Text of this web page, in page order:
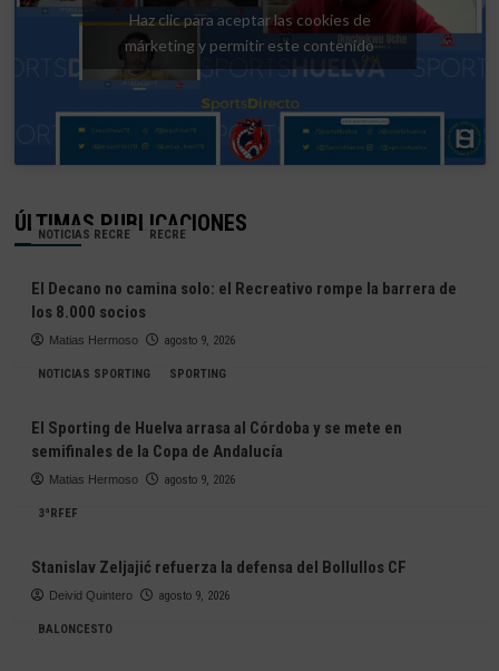
Haz clic para aceptar las cookies de
márketing y permitir este contenido
ÚLTIMAS PUBLICACIONES
NOTICIAS RECRE RECRE
El Decano no camina solo: el Recreativo rompe la barrera de
los 8.000 socios
Matias Hermoso agosto 9, 2026
NOTICIAS SPORTING SPORTING
El Sporting de Huelva arrasa al Córdoba y se mete en
semifinales de la Copa de Andalucía
Matias Hermoso agosto 9, 2026
3ªRFEF
Stanislav Zeljajić refuerza la defensa del Bollullos CF
Deivid Quintero agosto 9, 2026
BALONCESTO